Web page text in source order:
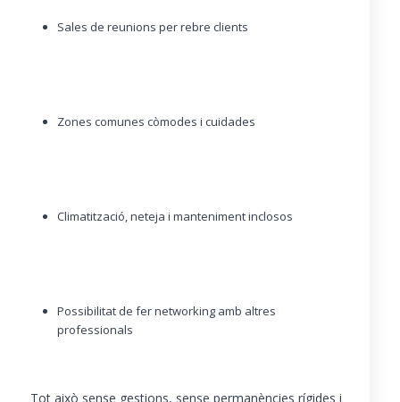
Sales de reunions per rebre clients
Zones comunes còmodes i cuidades
Climatització, neteja i manteniment inclosos
Possibilitat de fer networking amb altres
professionals
Tot això sense gestions, sense permanències rígides i